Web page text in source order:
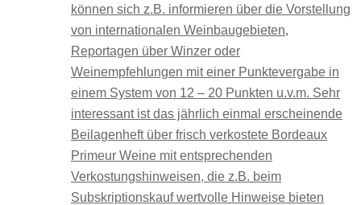
können sich z.B. informieren über die Vorstellung
von internationalen Weinbaugebieten,
Reportagen über Winzer oder
Weinempfehlungen mit einer Punktevergabe in
einem System von 12 – 20 Punkten u.v.m. Sehr
interessant ist das jährlich einmal erscheinende
Beilagenheft über frisch verkostete Bordeaux
Primeur Weine mit entsprechenden
Verkostungshinweisen, die z.B. beim
Subskriptionskauf wertvolle Hinweise bieten